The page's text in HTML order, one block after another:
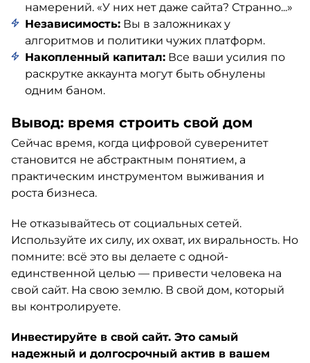
намерений. «У них нет даже сайта? Странно...»
Независимость: Вы в заложниках у
алгоритмов и политики чужих платформ.
Накопленный капитал: Все ваши усилия по
раскрутке аккаунта могут быть обнулены
одним баном.
Вывод: время строить свой дом
Сейчас время, когда цифровой суверенитет
становится не абстрактным понятием, а
практическим инструментом выживания и
роста бизнеса.
Не отказывайтесь от социальных сетей.
Используйте их силу, их охват, их виральность. Но
помните: всё это вы делаете с одной-
единственной целью — привести человека на
свой сайт. На свою землю. В свой дом, который
вы контролируете.
Инвестируйте в свой сайт. Это самый
надежный и долгосрочный актив в вашем